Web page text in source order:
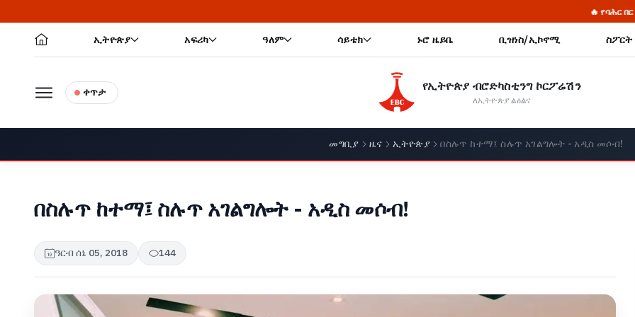
🔥 የባሕር በር ጥያቄ፦ የሰላምና የጋራ
ኢትዮጵያ አፍሪካ ዓለም ሳይቴክ ኑሮ ዜይቤ ቢዝነስ/ኢኮኖሚ ስፖርት
ቀጥታ የኢትዮጵያ ብሮድካስቲንግ ኮርፖሬሽን
ለኢትዮጵያ ልዕልና
መግቢያ ዜና ኢትዮጵያ በስሉጥ ከተማ፤ ስሉጥ አገልግሎት - አዲስ መሶብ!
በስሉጥ ከተማ፤ ስሉጥ አገልግሎት - አዲስ መሶብ!
ዓርብ ሰኔ 05, 2018 144